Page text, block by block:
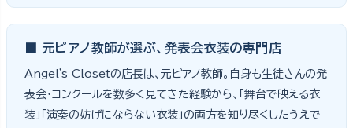
■ 元ピアノ教師が選ぶ、発表会衣装の専門店
Angel's Closetの店長は、元ピアノ教師。自身も生徒さんの発
表会・コンクールを数多く見てきた経験から、「舞台で映える衣
装」「演奏の妨げにならない衣装」の両方を知り尽くしたうえで